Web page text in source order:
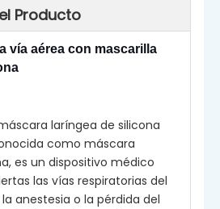
Producto
vía aérea con mascarilla
laríngea de silicona
como máscara
es un dispositivo médico
las vías respiratorias del
anestesia o la pérdida del